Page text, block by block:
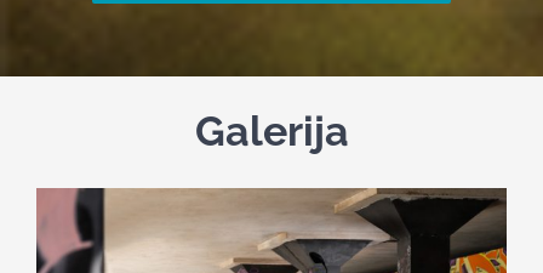
Galerija